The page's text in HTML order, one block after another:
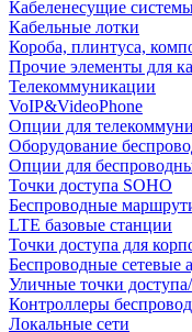
Кабеленесущие
Кабельные лотки
Короба, плинтуса,
Прочие элементы для
Телекоммуникации
VoIP&VideoPhone
Опции для
Оборудование
Опции для
Точки доступа SOHO
Беспроводные
LTE базовые станции
Точки доступа для
Беспроводные сетевые
Уличные точки
Контроллеры
Локальные сети